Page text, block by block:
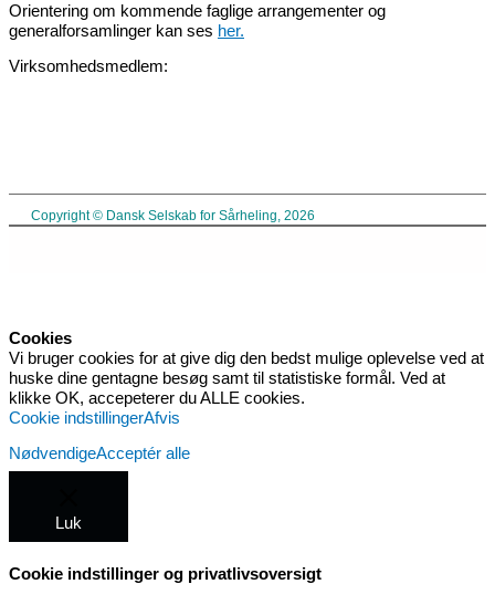
Orientering om kommende faglige arrangementer og
generalforsamlinger kan ses her.
Virksomhedsmedlem:
Copyright © Dansk Selskab for Sårheling, 2026
Cookies
Vi bruger cookies for at give dig den bedst mulige oplevelse ved at
huske dine gentagne besøg samt til statistiske formål. Ved at
klikke OK, accepeterer du ALLE cookies.
Cookie indstillingerAfvis
NødvendigeAcceptér alle
Luk
Cookie indstillinger og privatlivsoversigt